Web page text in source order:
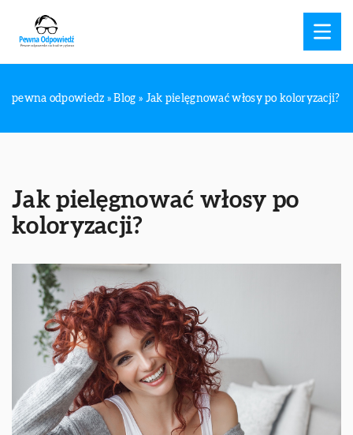
pewna odpowiedz »Blog » Jak pielęgnować włosy po koloryzacji?
Jak pielęgnować włosy po
koloryzacji?